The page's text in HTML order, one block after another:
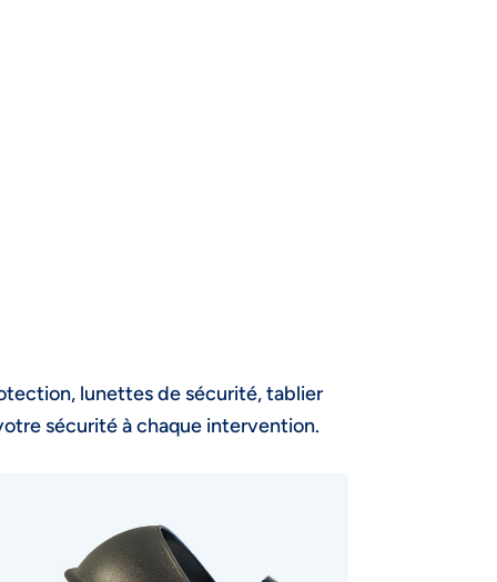
lunettes de sécurité, tablier
sécurité à chaque intervention.